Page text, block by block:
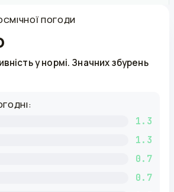
ПОГОДИ
у нормі. Значних збурень
1.3
1.3
0.7
0.7